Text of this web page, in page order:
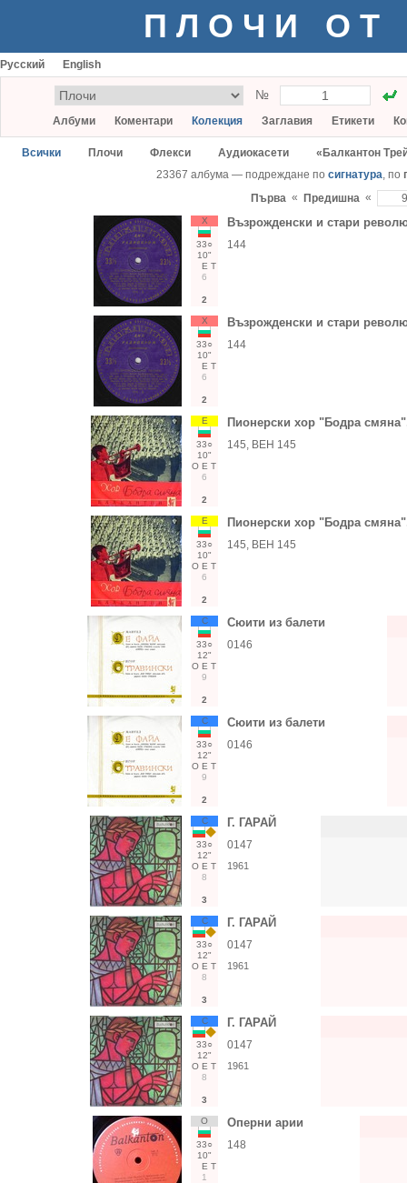
ПЛОЧИ ОТ
Русский English
№
Албуми Коментари Колекция Заглавия Етикети
Всички Плочи Флекси Аудиокасети
«Балкантон
23367 албума — подреждане по сигнатура, по
Първа « Предишна «
Х
33○
10"
Е Т
6
2
Възрожденски и стари
144
Х
33○
10"
Е Т
6
2
Възрожденски и стари
144
Е
33○
10"
О Е Т
6
2
Пионерски хор "Бодра
145, ВЕН 145
Е
33○
10"
О Е Т
6
2
Пионерски хор "Бодра
145, ВЕН 145
С
33○
12"
О Е Т
9
2
Сюити из балети
0146
С
33○
12"
О Е Т
9
2
Сюити из балети
0146
С
33○
12"
О Е Т
8
3
Г. ГАРАЙ
0147
1961
С
33○
12"
О Е Т
8
3
Г. ГАРАЙ
0147
1961
С
33○
12"
О Е Т
8
3
Г. ГАРАЙ
0147
1961
О
33○
10"
Е Т
1
Оперни арии
148